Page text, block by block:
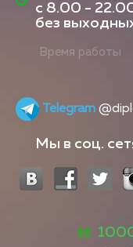
с 8.00 -
без
Время работы
Telegram
Мы в соц.